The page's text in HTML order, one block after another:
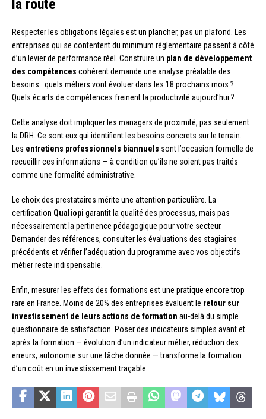
la route
Respecter les obligations légales est un plancher, pas un plafond. Les
entreprises qui se contentent du minimum réglementaire passent à côté
d’un levier de performance réel. Construire un plan de développement
des compétences cohérent demande une analyse préalable des
besoins : quels métiers vont évoluer dans les 18 prochains mois ?
Quels écarts de compétences freinent la productivité aujourd’hui ?
Cette analyse doit impliquer les managers de proximité, pas seulement
la DRH. Ce sont eux qui identifient les besoins concrets sur le terrain.
Les entretiens professionnels biannuels sont l’occasion formelle de
recueillir ces informations — à condition qu’ils ne soient pas traités
comme une formalité administrative.
Le choix des prestataires mérite une attention particulière. La
certification Qualiopi garantit la qualité des processus, mais pas
nécessairement la pertinence pédagogique pour votre secteur.
Demander des références, consulter les évaluations des stagiaires
précédents et vérifier l’adéquation du programme avec vos objectifs
métier reste indispensable.
Enfin, mesurer les effets des formations est une pratique encore trop
rare en France. Moins de 20% des entreprises évaluent le retour sur
investissement de leurs actions de formation au-delà du simple
questionnaire de satisfaction. Poser des indicateurs simples avant et
après la formation — évolution d’un indicateur métier, réduction des
erreurs, autonomie sur une tâche donnée — transforme la formation
d’un coût en un investissement traçable.